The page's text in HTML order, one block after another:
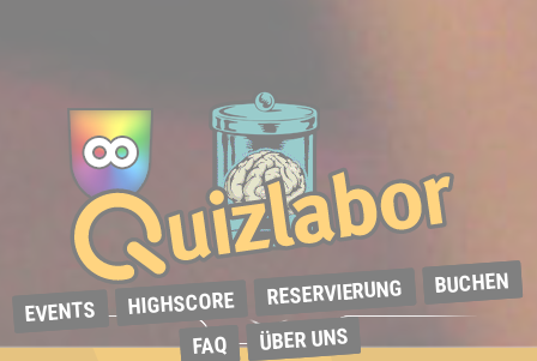
EVENTS HIGHSCORE RESERVIERUNG BUCHEN
FAQ ÜBER UNS